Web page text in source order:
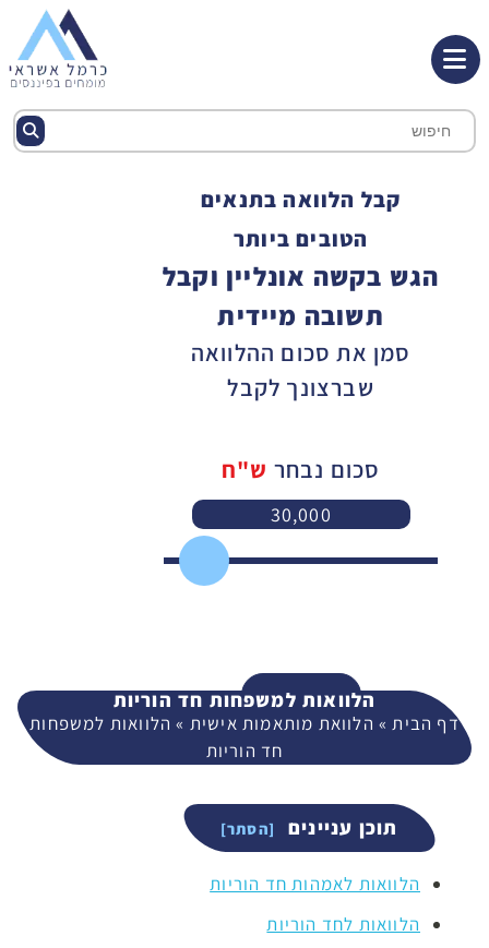
קבל הלוואה בתנאים
הטובים ביותר
הגש בקשה אונליין וקבל
תשובה מיידית
סמן את סכום ההלוואה
שברצונך לקבל
סכום נבחר ש"ח
30,000
המשך
הלוואות למשפחות חד הוריות
דף הבית » הלוואת מותאמות אישית »הלוואות למשפחות
חד הוריות
תוכן עניינים
הלוואות לאמהות חד הוריות
הלוואות לחד הוריות